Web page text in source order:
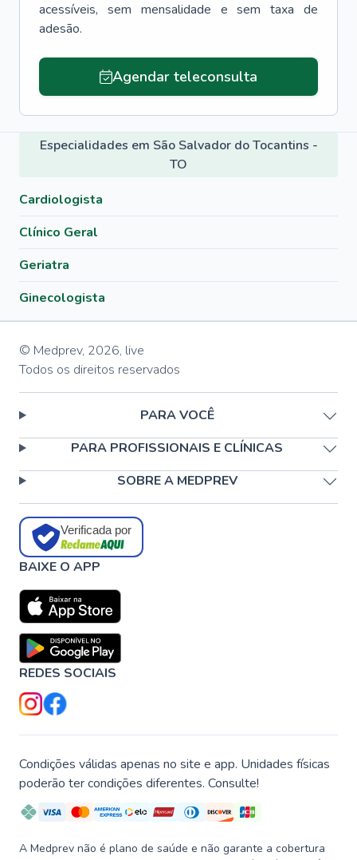
acessíveis, sem mensalidade e sem taxa de
adesão.
Agendar teleconsulta
Especialidades em São Salvador do Tocantins -
TO
Cardiologista
Clínico Geral
Geriatra
Ginecologista
© Medprev, 2026, live
Todos os direitos reservados
PARA VOCÊ
PARA PROFISSIONAIS E CLÍNICAS
SOBRE A MEDPREV
Verificada por
BAIXE O APP
REDES SOCIAIS
Condições válidas apenas no site e app. Unidades físicas
poderão ter condições diferentes. Consulte!
A Medprev não é plano de saúde e não garante a cobertura